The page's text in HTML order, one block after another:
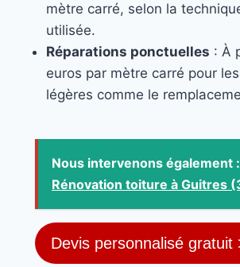
mètre carré, selon la
utilisée.
Réparations ponctuelles : À
euros par mètre carré pour
légères comme le
Nous intervenons également :
Rénovation toiture à Guitres
Devis personnalisé gratuit